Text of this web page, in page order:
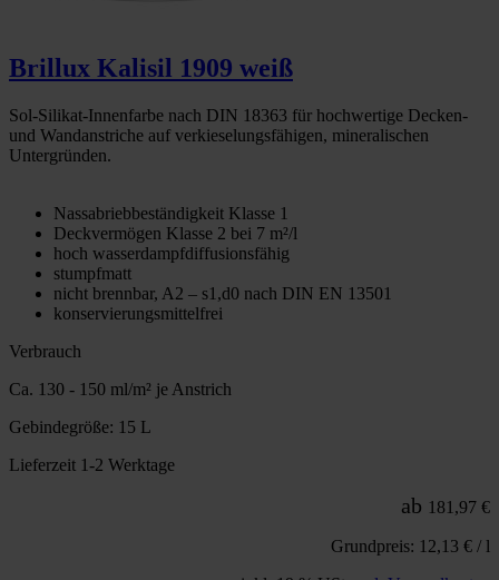
Brillux Kalisil 1909 weiß
Sol-Silikat-Innenfarbe nach DIN 18363 für hochwertige Decken-
und Wandanstriche auf verkieselungsfähigen, mineralischen
Untergründen.
Nassabriebbeständigkeit Klasse 1
Deckvermögen Klasse 2 bei 7 m²/l
hoch wasserdampfdiffusionsfähig
stumpfmatt
nicht brennbar, A2 – s1,d0 nach DIN EN 13501
konservierungsmittelfrei
Verbrauch
Ca. 130 - 150 ml/m² je Anstrich
Gebindegröße: 15 L
Lieferzeit 1-2 Werktage
ab 181,97 €
Grundpreis: 12,13 € / l